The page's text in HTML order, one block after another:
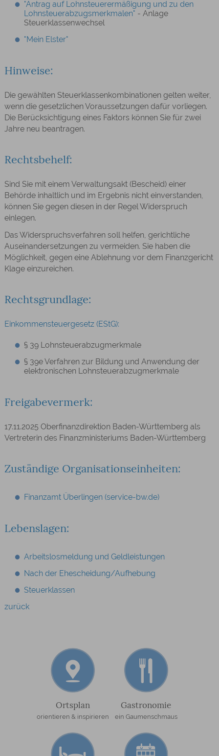
"Antrag auf Lohnsteuerermäßigung und zu den
Lohnsteuerabzugsmerkmalen" - Anlage
Steuerklassenwechsel
"Mein Elster"
Hinweise:
Die gewählten Steuerklassenkombinationen gelten weiter,
wenn die gesetzlichen Voraussetzungen dafür vorliegen.
Die Berücksichtigung eines Faktors können Sie für zwei
Jahre neu beantragen.
Rechtsbehelf:
Sind Sie mit einem Verwaltungsakt (Bescheid) einer
Behörde inhaltlich und im Ergebnis nicht einverstanden,
können Sie gegen diesen in der Regel Widerspruch
einlegen.
Das Widerspruchsverfahren soll helfen, gerichtliche
Auseinandersetzungen zu vermeiden. Sie haben die
Möglichkeit, gegen eine Ablehnung vor dem Finanzgericht
Klage einzureichen.
Rechtsgrundlage:
Einkommensteuergesetz (EStG):
§ 39 Lohnsteuerabzugmerkmale
§ 39e Verfahren zur Bildung und Anwendung der
elektronischen Lohnsteuerabzugmerkmale
Freigabevermerk:
17.11.2025 Oberfinanzdirektion Baden-Württemberg als
Vertreterin des Finanzministeriums Baden-Württemberg
Zuständige Organisationseinheiten:
Finanzamt Überlingen (service-bw.de)
Lebenslagen:
Arbeitslosmeldung und Geldleistungen
Nach der Ehescheidung/Aufhebung
Steuerklassen
zurück
Ortsplan
orientieren & inspirieren
Gastronomie
ein Gaumenschmaus